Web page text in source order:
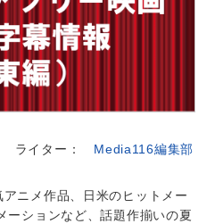
ライター： Media116編集部
ニメ作品、日米のヒットメー
ーションなど、話題作揃いの夏